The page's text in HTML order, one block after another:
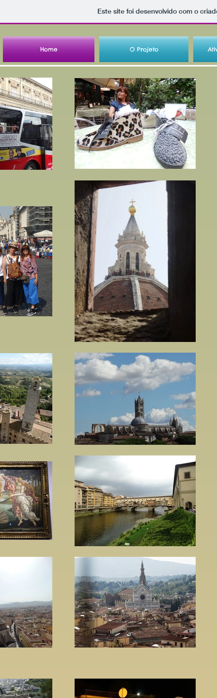
Este site foi desenvolvido com o
Home O Projeto